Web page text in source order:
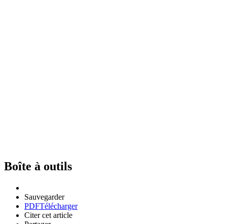
Boîte à outils
Sauvegarder
PDFTélécharger
Citer cet article